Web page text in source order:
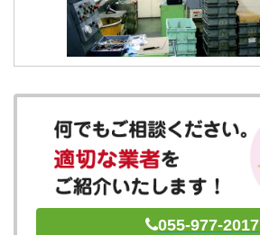
055-977-2017